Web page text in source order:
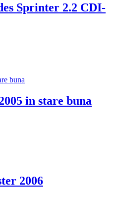
Sprinter 2.2 CDI-
in stare buna
2006